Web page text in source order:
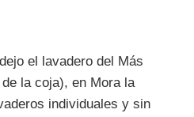
el lavadero del Más
la coja), en Mora la
individuales y sin